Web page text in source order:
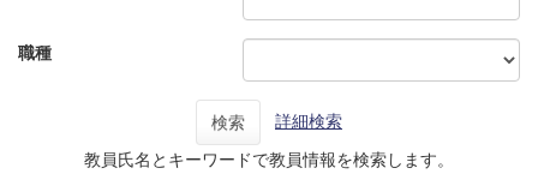
職種
検索 詳細検索
教員氏名とキーワードで教員情報を検索します。